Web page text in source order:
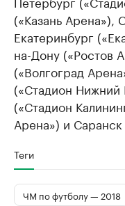
(«Казань Арена»),
Екатеринбург
на-Дону («Ростов
(«Волгоград
(«Стадион Нижний
(«Стадион
Арена») и
Теги
ЧМ по футболу — 2018